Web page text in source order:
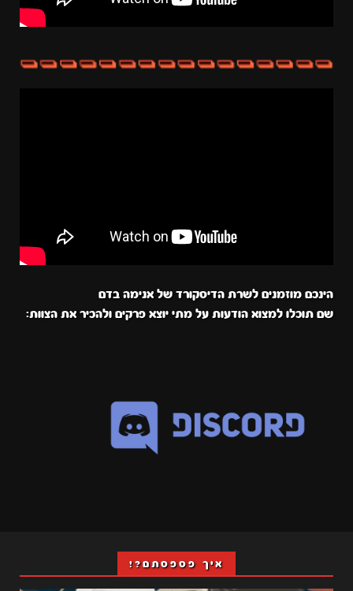
הינכם מוזמנים לשרת הדיסקורד של אנימה בדם
שם תוכלו למצוא הודעות על מתי יוצא פרקים ולהכיר את הצוות:
איך פספסתם?!